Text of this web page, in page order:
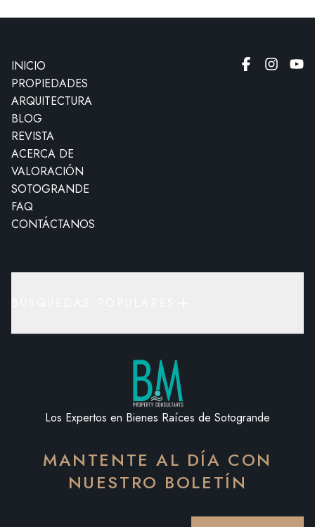
INICIO
PROPIEDADES
ARQUITECTURA
BLOG
REVISTA
ACERCA DE
VALORACIÓN
SOTOGRANDE
FAQ
CONTÁCTANOS
Los Expertos en Bienes Raíces de Sotogrande
MANTENTE AL DÍA CON
NUESTRO BOLETÍN